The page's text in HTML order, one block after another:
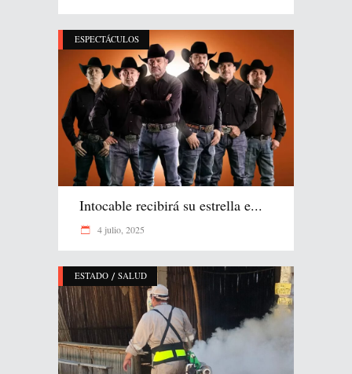
ESPECTÁCULOS
Intocable recibirá su estrella e...
4 julio, 2025
ESTADO / SALUD